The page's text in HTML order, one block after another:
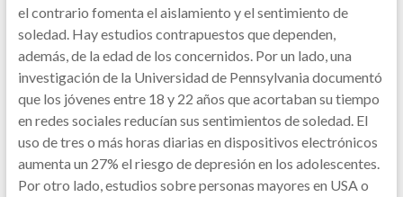
el contrario fomenta el aislamiento y el sentimiento de
soledad. Hay estudios contrapuestos que dependen,
además, de la edad de los concernidos. Por un lado, una
investigación de la Universidad de Pennsylvania documentó
que los jóvenes entre 18 y 22 años que acortaban su tiempo
en redes sociales reducían sus sentimientos de soledad. El
uso de tres o más horas diarias en dispositivos electrónicos
aumenta un 27% el riesgo de depresión en los adolescentes.
Por otro lado, estudios sobre personas mayores en USA o